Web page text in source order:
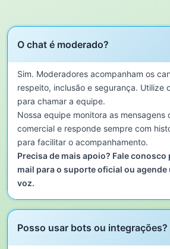
O chat é moderado?
Sim. Moderadores acompanham os
respeito, inclusão e segurança. Utilize
para chamar a equipe.
Nossa equipe monitora as mensagens
comercial e responde sempre com
para facilitar o acompanhamento.
Precisa de mais apoio? Fale conosco
mail para o suporte oficial ou
voz.
Posso usar bots ou integrações?